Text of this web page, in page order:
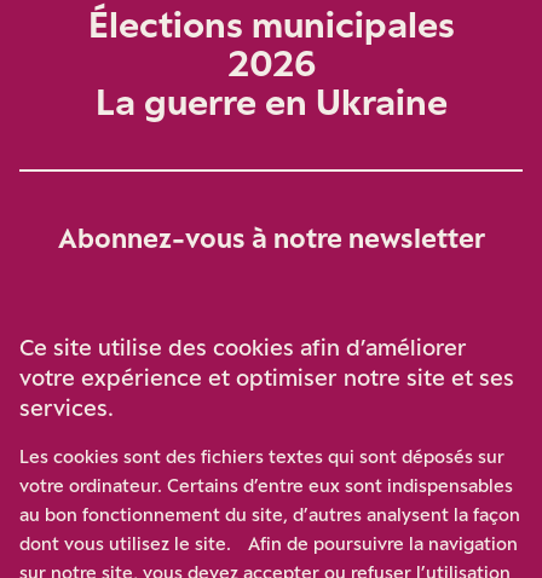
Élections municipales
2026
La guerre en Ukraine
Abonnez-vous à notre newsletter
Participez à notre effort pour conforter la démocratie en
luttant contre l’ascension aux extrêmes, et la
disqualification de l’adversaire, en promouvant la
Ce site utilise des cookies afin d’améliorer
votre expérience et optimiser notre site et ses
services.
Les cookies sont des fichiers textes qui sont déposés sur
votre ordinateur. Certains d’entre eux sont indispensables
au bon fonctionnement du site, d’autres analysent la façon
dont vous utilisez le site. Afin de poursuivre la navigation
sur notre site, vous devez accepter ou refuser l’utilisation